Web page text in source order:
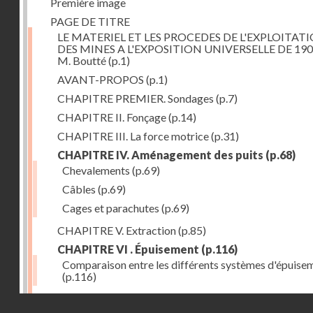
PAGE DE TITRE
LE MATERIEL ET LES PROCEDES DE
DES MINES A L'EXPOSITION UNIVERSELLE DE
M. Boutté(p.1)
AVANT-PROPOS (p.1)
CHAPITRE PREMIER. Sondages (p.7)
CHAPITRE II. Fonçage(p.14)
CHAPITRE III. La force motrice(p.31)
CHAPITRE IV. Aménagement des puits (p.68)
Chevalements (p.69)
Câbles (p.69)
Cages et parachutes (p.69)
CHAPITRE V. Extraction(p.85)
CHAPITRE VI . Épuisement (p.116)
Comparaison entre les différents systèmes
(p.116)